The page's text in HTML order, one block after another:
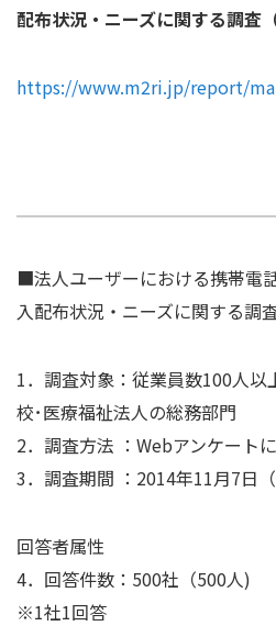
配布状況・ニーズに関する調査
https://www.m2ri.jp/report/
■法人ユーザーにおける携帯電
入配布状況・ニーズに関する調
1．調査対象：従業員数100人以
校･医療福祉法人の総務部門
2．調査方法 ： Webアンケート
3．調査期間 ： 2014年11月7日
回答者属性
4．回答件数： 500社（500人)
※1社1回答